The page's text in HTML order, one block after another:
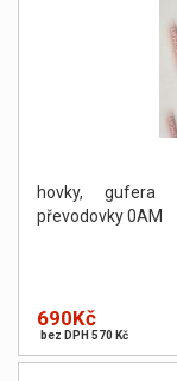
hovky, gufera
převodovky 0AM
690Kč
bez DPH 570 Kč